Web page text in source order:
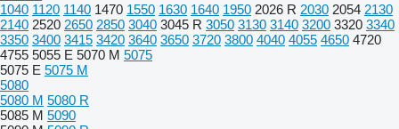
1040 1120 1140 1470 1550 1630 1640 1950 2026 R 2030 2054 2130
2140 2520 2650 2850 3040 3045 R 3050 3130 3140 3200 3320 3340
3350 3400 3415 3420 3640 3650 3720 3800 4040 4055 4650 4720
4755 5055 E 5070 M 5075
5075 E 5075 M
5080
5080 M 5080 R
5085 M 5090